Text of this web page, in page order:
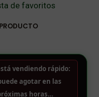
de favoritos